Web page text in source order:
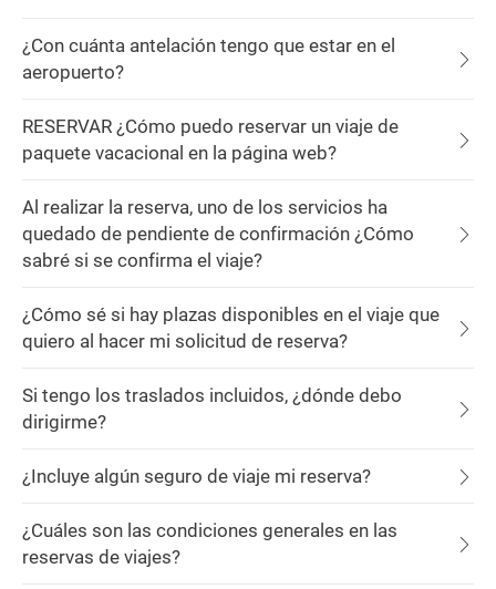
¿Con cuánta antelación tengo que estar en el
aeropuerto?
RESERVAR ¿Cómo puedo reservar un viaje de
paquete vacacional en la página web?
Al realizar la reserva, uno de los servicios ha
quedado de pendiente de confirmación ¿Cómo
sabré si se confirma el viaje?
¿Cómo sé si hay plazas disponibles en el viaje que
quiero al hacer mi solicitud de reserva?
Si tengo los traslados incluidos, ¿dónde debo
dirigirme?
¿Incluye algún seguro de viaje mi reserva?
¿Cuáles son las condiciones generales en las
reservas de viajes?